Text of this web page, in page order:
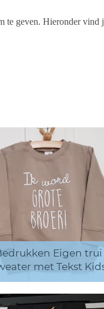
te geven. Hieronder vind
Eigen trui
met Tekst